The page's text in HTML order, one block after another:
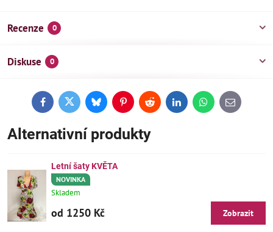
Recenze 0
Diskuse 0
FacebookTwitterBlueskyPinterestReddit LinkedInWhatsApp
E-
mail
Alternativní produkty
Letní šaty KVĚTA
NOVINKA
Skladem
od 1250 Kč Zobrazit